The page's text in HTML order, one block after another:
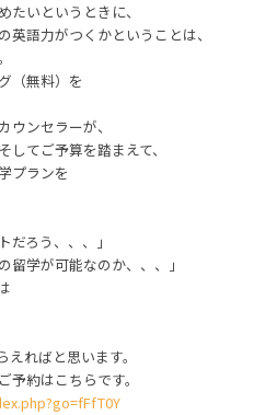
たいというときに、
英語力がつくかということは、
（無料）を
ウンセラーが、
てご予算を踏まえて、
プランを
だろう、、、」
留学が可能なのか、、、」
ればと思います。
約はこちらです。